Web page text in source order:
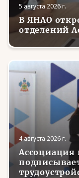
5 августа 2026 г.
В ЯНАО
отделений
4 августа 2026 г.
Ассоциация